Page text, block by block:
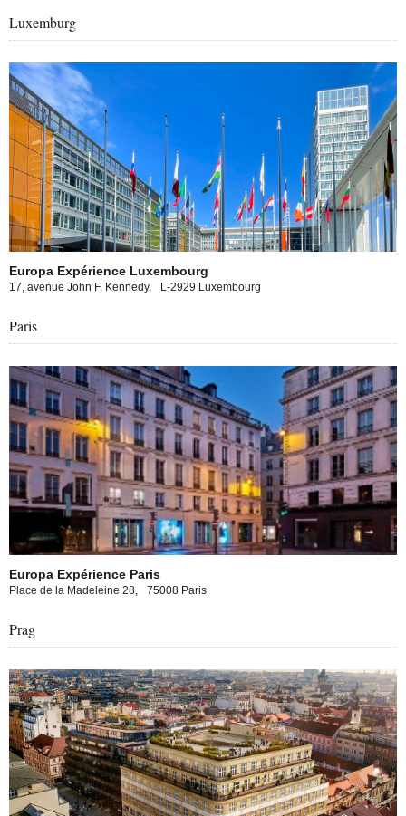
Luxemburg
Europa Expérience Luxembourg
17, avenue John F. Kennedy, L-2929 Luxembourg
experience in Luxembourg
Paris
Europa Expérience Paris
Place de la Madeleine 28, 75008 Paris
experience in Paris
Prag
experience in Prague